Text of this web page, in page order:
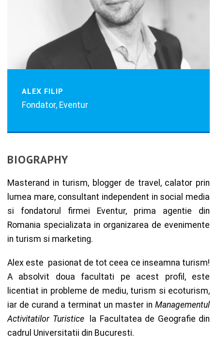
ALEX FILIP
Fondator, Eventur
BIOGRAPHY
Masterand in turism, blogger de travel, calator prin
lumea mare, consultant independent in social media
si fondatorul firmei Eventur, prima agentie din
Romania specializata in organizarea de evenimente
in turism si marketing.
Alex este pasionat de tot ceea ce inseamna turism!
A absolvit doua facultati pe acest profil, este
licentiat in probleme de mediu, turism si ecoturism,
iar de curand a terminat un master in Managementul
Activitatilor Turistice
la Facultatea de Geografie din
cadrul Universitatii din Bucuresti.